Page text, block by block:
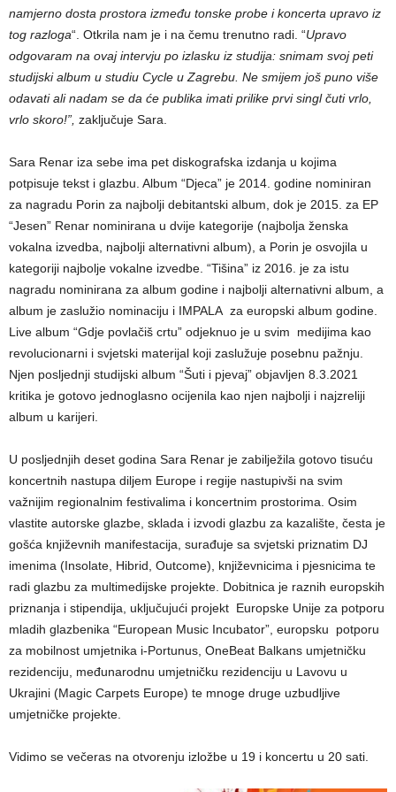
namjerno dosta prostora između tonske probe i koncerta upravo iz
tog razloga“. Otkrila nam je i na čemu trenutno radi. “Upravo
odgovaram na ovaj intervju po izlasku iz studija: snimam svoj peti
studijski album u studiu Cycle u Zagrebu. Ne smijem još puno više
odavati ali nadam se da će publika imati prilike prvi singl čuti vrlo,
vrlo skoro!”, zaključuje Sara.
Sara Renar iza sebe ima pet diskografska izdanja u kojima
potpisuje tekst i glazbu. Album “Djeca” je 2014. godine nominiran
za nagradu Porin za najbolji debitantski album, dok je 2015. za EP
“Jesen” Renar nominirana u dvije kategorije (najbolja ženska
vokalna izvedba, najbolji alternativni album), a Porin je osvojila u
kategoriji najbolje vokalne izvedbe. “Tišina” iz 2016. je za istu
nagradu nominirana za album godine i najbolji alternativni album, a
album je zaslužio nominaciju i IMPALA za europski album godine.
Live album “Gdje povlačiš crtu” odjeknuo je u svim medijima kao
revolucionarni i svjetski materijal koji zaslužuje posebnu pažnju.
Njen posljednji studijski album “Šuti i pjevaj” objavljen 8.3.2021
kritika je gotovo jednoglasno ocijenila kao njen najbolji i najzreliji
album u karijeri.
U posljednjih deset godina Sara Renar je zabilježila gotovo tisuću
koncertnih nastupa diljem Europe i regije nastupivši na svim
važnijim regionalnim festivalima i koncertnim prostorima. Osim
vlastite autorske glazbe, sklada i izvodi glazbu za kazalište, česta je
gošća književnih manifestacija, surađuje sa svjetski priznatim DJ
imenima (Insolate, Hibrid, Outcome), književnicima i pjesnicima te
radi glazbu za multimedijske projekte. Dobitnica je raznih europskih
priznanja i stipendija, uključujući projekt Europske Unije za potporu
mladih glazbenika “European Music Incubator”, europsku potporu
za mobilnost umjetnika i-Portunus, OneBeat Balkans umjetničku
rezidenciju, međunarodnu umjetničku rezidenciju u Lavovu u
Ukrajini (Magic Carpets Europe) te mnoge druge uzbudljive
umjetničke projekte.
Vidimo se večeras na otvorenju izložbe u 19 i koncertu u 20 sati.